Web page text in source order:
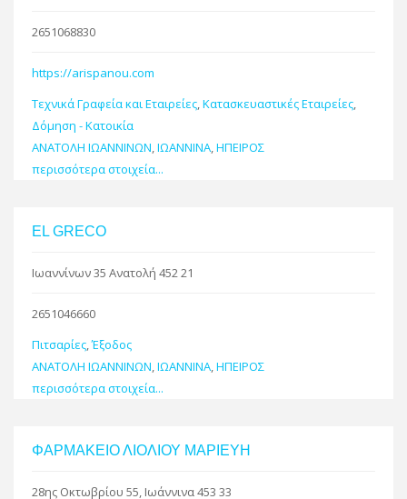
2651068830
https://arispanou.com
Τεχνικά Γραφεία και Εταιρείες,Κατασκευαστικές Εταιρείες,
Δόμηση - Κατοικία
ΑΝΑΤΟΛΗ ΙΩΑΝΝΙΝΩΝ,ΙΩΑΝΝΙΝΑ,ΗΠΕΙΡΟΣ
περισσότερα στοιχεία...
EL GRECO
Ιωαννίνων 35 Ανατολή 452 21
2651046660
Πιτσαρίες,Έξοδος
ΑΝΑΤΟΛΗ ΙΩΑΝΝΙΝΩΝ,ΙΩΑΝΝΙΝΑ,ΗΠΕΙΡΟΣ
περισσότερα στοιχεία...
ΦΑΡΜΑΚΕΙΟ ΛΙΟΛΙΟΥ ΜΑΡΙΕΥΗ
28ης Οκτωβρίου 55, Ιωάννινα 453 33